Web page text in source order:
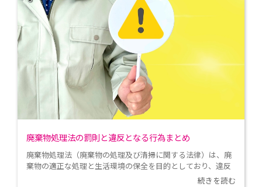
廃棄物処理法の罰則と違反となる行為まとめ
廃棄物処理法（廃棄物の処理及び清掃に関する法律）は、廃
棄物の適正な処理と生活環境の保全を目的としており、違反
行為に対しては、懲役刑や多額の罰金刑を含む厳しい罰則が
続きを読む